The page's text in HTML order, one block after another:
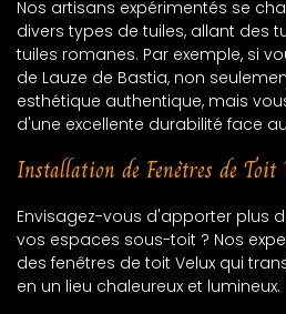
Nos artisans expérimentés se
divers types de tuiles, allant des
tuiles romanes. Par exemple, si
de Lauze de Bastia, non
esthétique authentique, mais
d'une excellente durabilité face
Installation de Fenêtres de Toit
Envisagez-vous d'apporter plus
vos espaces sous-toit ? Nos
des fenêtres de toit Velux qui
en un lieu chaleureux et lumineux.